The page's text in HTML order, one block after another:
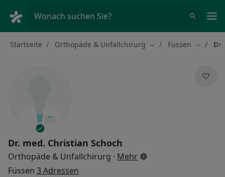
Wonach suchen Sie?
Startseite Orthopäde & Unfallchirurg Stadt ändern
Füssen Stadt
Dr. med. Christian Schoch
Orthopäde & Unfallchirurg · Mehrüber Spezialisierungen
Füssen 3 Adressen